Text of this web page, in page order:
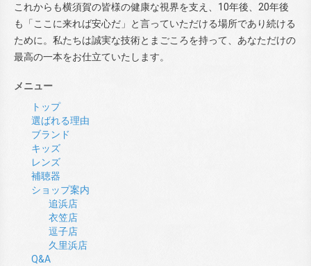
これからも横須賀の皆様の健康な視界を支え、10年後、20年後
も「ここに来れば安心だ」と言っていただける場所であり続ける
ために。私たちは誠実な技術とまごころを持って、あなただけの
最高の一本をお仕立ていたします。
メニュー
トップ
選ばれる理由
ブランド
キッズ
レンズ
補聴器
ショップ案内
追浜店
衣笠店
逗子店
久里浜店
Q&A